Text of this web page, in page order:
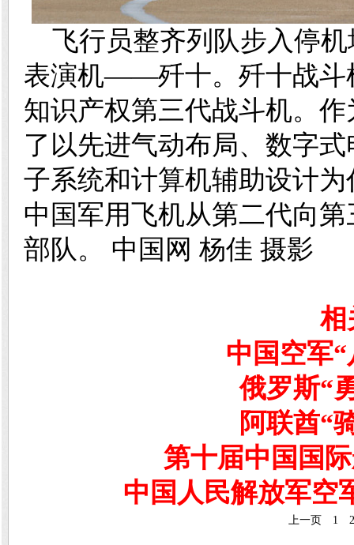
飞行员整齐列队步入停机
表演机——歼十。歼十战斗
知识产权第三代战斗机。
了以先进气动布局、数字
子系统和计算机辅助设计
中国军用飞机从第二代向
部队。 中国网 杨佳 摄影
相
中国空军
俄罗斯“
阿联酋“
第十届中国国
中国人民解放军空
上一页 1 2